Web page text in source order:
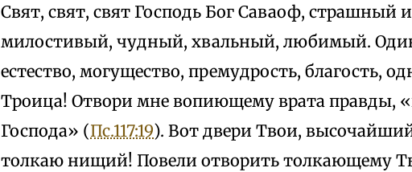
Свят, свят, свят Господь Бог Саваоф, страшный
милостивый, чудный, хвальный, любимый.
естество, могущество, премудрость, благость,
Троица! Отвори мне вопиющему врата правды,
Господа» (Пс.117:19). Вот двери Твои,
толкаю нищий! Повели отворить толкающему